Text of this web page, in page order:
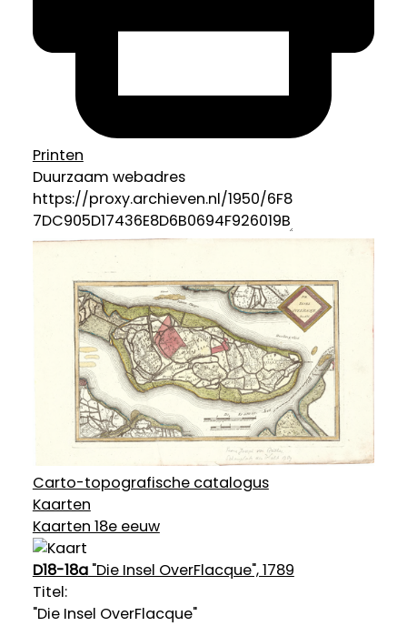
Printen
Duurzaam webadres
Carto-topografische catalogus
Kaarten
Kaarten 18e eeuw
D18-18a"Die Insel OverFlacque", 1789
Titel:
"Die Insel OverFlacque"